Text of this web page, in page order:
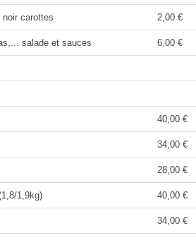
noir carottes 2,00 €
salade et sauces 6,00 €
40,00 €
34,00 €
28,00 €
1,9kg) 40,00 €
34,00 €